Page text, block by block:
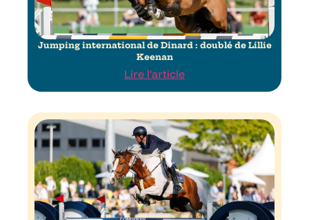
Jumping international de Dinard : doublé de Lillie
Keenan
Lire l'article